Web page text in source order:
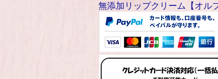
無添加リップクリーム【オル